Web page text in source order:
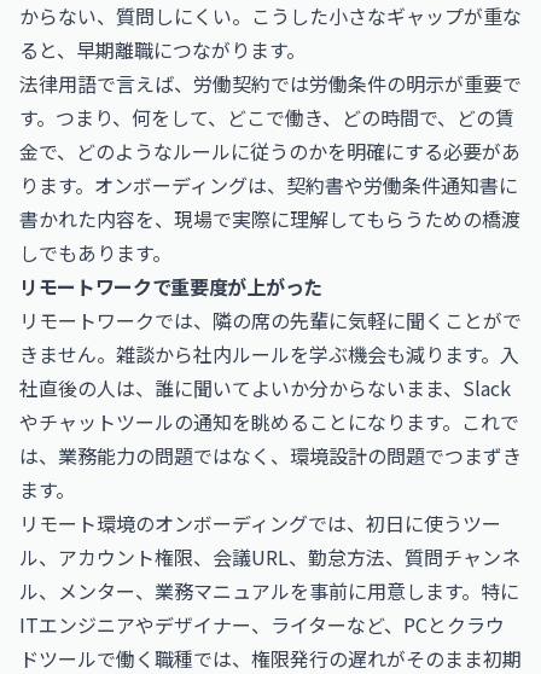
からない、質問しにくい。こうした小さなギャップが重な
ると、早期離職につながります。
法律用語で言えば、労働契約では労働条件の明示が重要で
す。つまり、何をして、どこで働き、どの時間で、どの賃
金で、どのようなルールに従うのかを明確にする必要があ
ります。オンボーディングは、契約書や労働条件通知書に
書かれた内容を、現場で実際に理解してもらうための橋渡
しでもあります。
リモートワークで重要度が上がった
リモートワークでは、隣の席の先輩に気軽に聞くことがで
きません。雑談から社内ルールを学ぶ機会も減ります。入
社直後の人は、誰に聞いてよいか分からないまま、Slack
やチャットツールの通知を眺めることになります。これで
は、業務能力の問題ではなく、環境設計の問題でつまずき
ます。
リモート環境のオンボーディングでは、初日に使うツー
ル、アカウント権限、会議URL、勤怠方法、質問チャンネ
ル、メンター、業務マニュアルを事前に用意します。特に
ITエンジニアやデザイナー、ライターなど、PCとクラウ
ドツールで働く職種では、権限発行の遅れがそのまま初期